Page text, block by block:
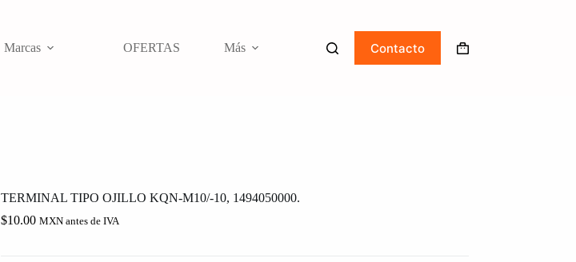
Marcas OFERTAS Más Contacto
Carro
TERMINAL TIPO OJILLO KQN-M10/-10, 1494050000.
$10.00 MXN antes de IVA